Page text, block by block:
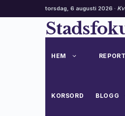
torsdag, 6 augusti 2026 ·
HEM
KORSORD BLOGG